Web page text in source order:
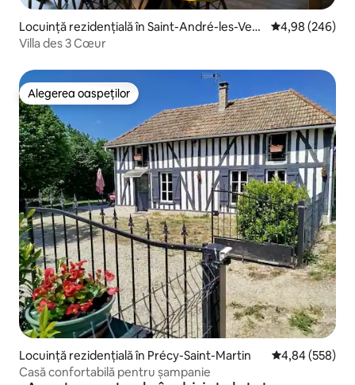
Locuință rezidențială în Saint-André-les-Verg
ers
Scor mediu de
4,98 (246)
Villa des 3 Cœur
Alegerea oaspeților
Alegerea oaspeților
Locuință rezidențială în Précy-Saint-Martin Scor mediu de
4,84 (558)
Casă confortabilă pentru șampanie